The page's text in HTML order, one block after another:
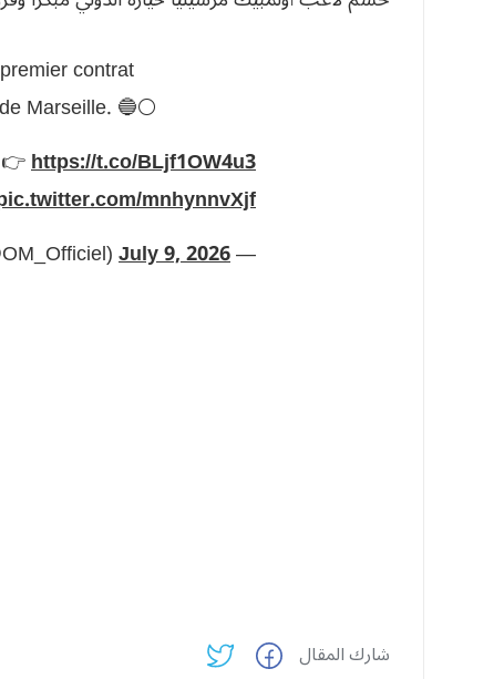
contrat
Marseille. 🔵⚪️
https://t.co/BLjf1OW4u3
mnhynnvXjf
— Olympique de Marseille (@OM_Officiel)
July 9, 2026
شارك المقال